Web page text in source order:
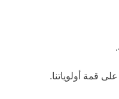
قمة أولوياتنا.